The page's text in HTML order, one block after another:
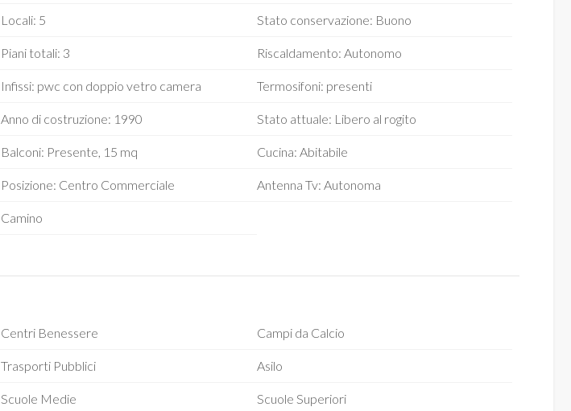
Locali: 5 Stato conservazione: Buono
Piani totali: 3 Riscaldamento: Autonomo
Infissi: pwc con doppio vetro camera Termosifoni: presenti
Anno di costruzione: 1990 Stato attuale: Libero al rogito
Balconi: Presente, 15 mq Cucina: Abitabile
Posizione: Centro Commerciale Antenna Tv: Autonoma
Camino
Centri Benessere Campi da Calcio
Trasporti Pubblici Asilo
Scuole Medie Scuole Superiori